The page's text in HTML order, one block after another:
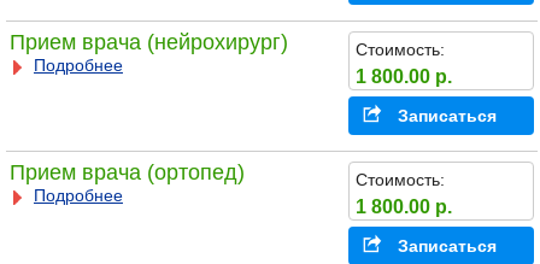
Прием врача (нейрохирург)
Подробнее
Стоимость:
1 800.00 р.
Записаться
Прием врача (ортопед)
Подробнее
Стоимость:
1 800.00 р.
Записаться